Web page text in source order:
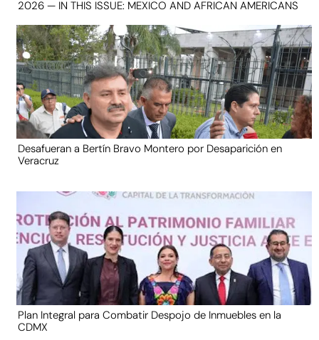
2026 — IN THIS ISSUE: MEXICO AND AFRICAN AMERICANS
Desafueran a Bertín Bravo Montero por Desaparición en
Veracruz
Plan Integral para Combatir Despojo de Inmuebles en la
CDMX